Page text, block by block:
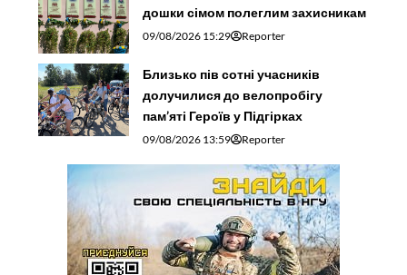
дошки сімом полеглим захисникам
09/08/2026 15:29 Reporter
Близько пів сотні учасників
долучилися до велопробігу
пам’яті Героїв у Підгірках
09/08/2026 13:59 Reporter